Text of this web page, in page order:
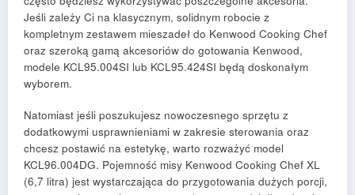
Jeśli zależy Ci na klasycznym, solidnym robocie z
kompletnym zestawem mieszadeł do Kenwood Cooking Chef
oraz szeroką gamą akcesoriów do gotowania Kenwood,
modele KCL95.004SI lub KCL95.424SI będą doskonałym
wyborem.
Natomiast jeśli poszukujesz nowoczesnego sprzętu z
dodatkowymi usprawnieniami w zakresie sterowania oraz
chcesz postawić na estetykę, warto rozważyć model
KCL96.004DG. Pojemność misy Kenwood Cooking Chef XL
(6,7 litra) jest wystarczająca do przygotowania dużych porcji,